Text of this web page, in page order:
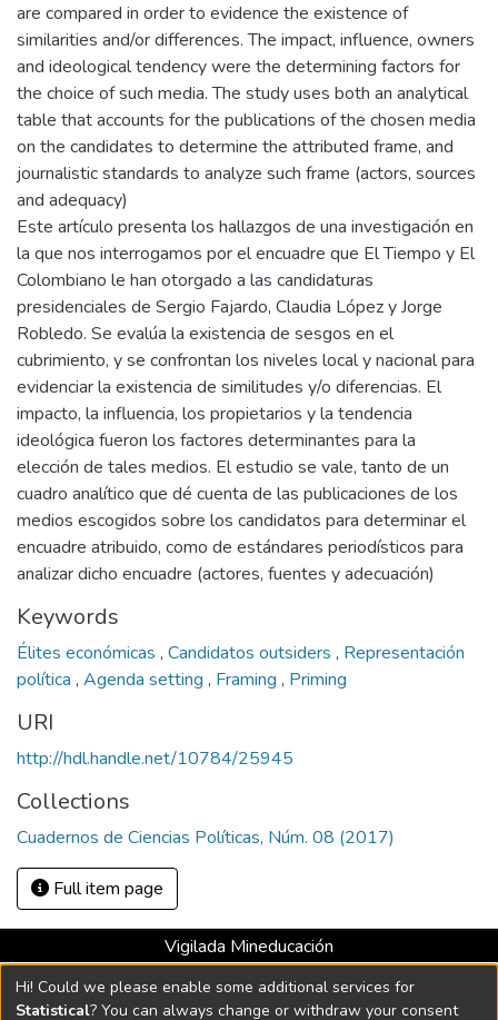
are compared in order to evidence the existence of
similarities and/or differences. The impact, influence, owners
and ideological tendency were the determining factors for
the choice of such media. The study uses both an analytical
table that accounts for the publications of the chosen media
on the candidates to determine the attributed frame, and
journalistic standards to analyze such frame (actors, sources
and adequacy)
Este artículo presenta los hallazgos de una investigación en
la que nos interrogamos por el encuadre que El Tiempo y El
Colombiano le han otorgado a las candidaturas
presidenciales de Sergio Fajardo, Claudia López y Jorge
Robledo. Se evalúa la existencia de sesgos en el
cubrimiento, y se confrontan los niveles local y nacional para
evidenciar la existencia de similitudes y/o diferencias. El
impacto, la influencia, los propietarios y la tendencia
ideológica fueron los factores determinantes para la
elección de tales medios. El estudio se vale, tanto de un
cuadro analítico que dé cuenta de las publicaciones de los
medios escogidos sobre los candidatos para determinar el
encuadre atribuido, como de estándares periodísticos para
analizar dicho encuadre (actores, fuentes y adecuación)
Keywords
Élites económicas , Candidatos outsiders , Representación
política , Agenda setting , Framing , Priming
URI
http://hdl.handle.net/10784/25945
Collections
Cuadernos de Ciencias Políticas, Núm. 08 (2017)
Full item page
Vigilada Mineducación
Universidad con Acreditación Institucional hasta 2026 -
Resolución MEN 2158 de 2018
Hi! Could we please enable some additional services for
Statistical? You can always change or withdraw your consent